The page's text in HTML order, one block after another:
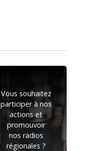
Vous souhaitez
participer à nos
actions et
promouvoir
nos radios
régionales ?